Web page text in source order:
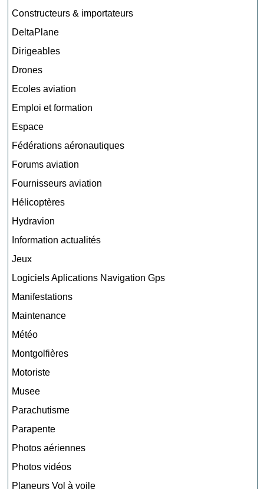
Constructeurs & importateurs
DeltaPlane
Dirigeables
Drones
Ecoles aviation
Emploi et formation
Espace
Fédérations aéronautiques
Forums aviation
Fournisseurs aviation
Hélicoptères
Hydravion
Information actualités
Jeux
Logiciels Aplications Navigation Gps
Manifestations
Maintenance
Météo
Montgolfières
Motoriste
Musee
Parachutisme
Parapente
Photos aériennes
Photos vidéos
Planeurs Vol à voile